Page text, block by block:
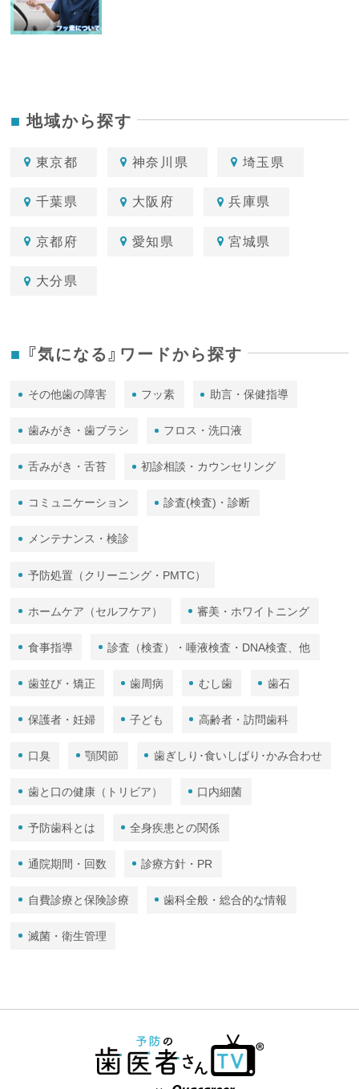
地域から探す
東京都 神奈川県 埼玉県
千葉県 大阪府 兵庫県
京都府 愛知県 宮城県
大分県
『気になる』ワードから探す
その他歯の障害 フッ素 助言・保健指導
歯みがき・歯ブラシ フロス・洗口液
舌みがき・舌苔 初診相談・カウンセリング
コミュニケーション 診査(検査)・診断
メンテナンス・検診
予防処置（クリーニング・PMTC）
ホームケア（セルフケア） 審美・ホワイトニング
食事指導 診査（検査）・唾液検査・DNA検査、他
歯並び・矯正 歯周病 むし歯 歯石
保護者・妊婦 子ども 高齢者・訪問歯科
口臭 顎関節 歯ぎしり･食いしばり･かみ合わせ
歯と口の健康（トリビア） 口内細菌
予防歯科とは 全身疾患との関係
通院期間・回数 診療方針・PR
自費診療と保険診療 歯科全般・総合的な情報
滅菌・衛生管理